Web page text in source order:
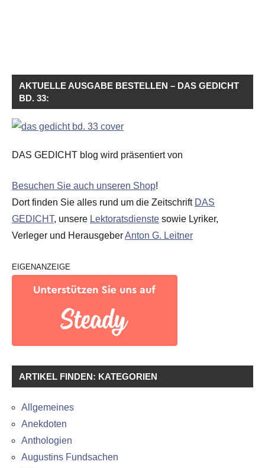
AKTUELLE AUSGABE BESTELLEN – DAS GEDICHT
BD. 33:
DAS GEDICHT blog wird präsentiert von
Besuchen Sie auch unseren Shop!
Dort finden Sie alles rund um die Zeitschrift DAS
GEDICHT, unsere Lektoratsdienste sowie Lyriker,
Verleger und HerausgeberAnton G. Leitner
EIGENANZEIGE
ARTIKEL FINDEN: KATEGORIEN
Allgemeines
Anekdoten
Anthologien
Augustins Fundsachen